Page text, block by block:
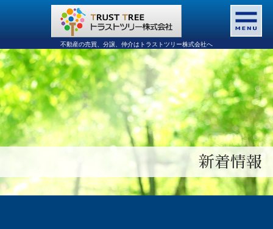
不動産の売買、分譲、仲介はトラストツリー株式会社へ
新着情報